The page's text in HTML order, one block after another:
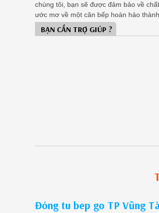
chúng tôi, bạn sẽ được đảm bảo về
ước mơ về một căn bếp hoàn hảo
BẠN CẦN TRỢ GIÚP ?
Đóng tu bep go TP Vũng